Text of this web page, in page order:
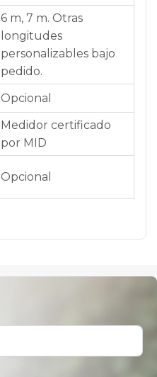
6 m, 7 m. Otras
longitudes
personalizables bajo
pedido.
Opcional
Medidor certificado
por MID
Opcional